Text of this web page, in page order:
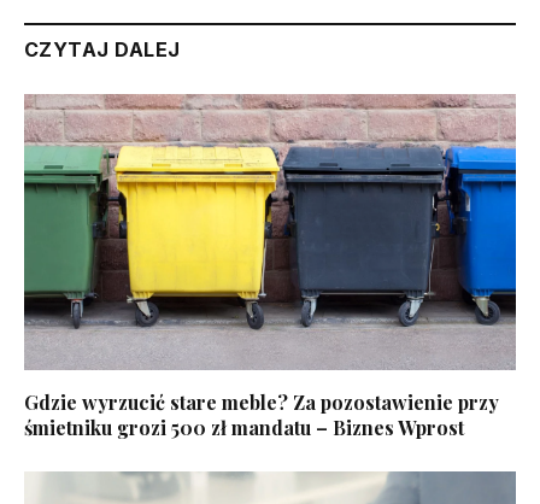
CZYTAJ DALEJ
Gdzie wyrzucić stare meble? Za pozostawienie przy
śmietniku grozi 500 zł mandatu – Biznes Wprost